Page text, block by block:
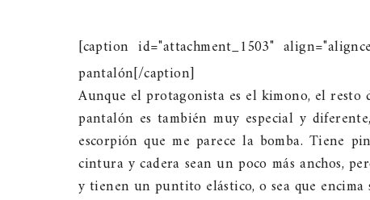
[caption id="attachment_1503"
pantalón[/caption]
Aunque el protagonista es el kimono, el resto
pantalón es también muy especial y
escorpión que me parece la bomba. Tiene
cintura y cadera sean un poco más anchos,
y tienen un puntito elástico, o sea que encima